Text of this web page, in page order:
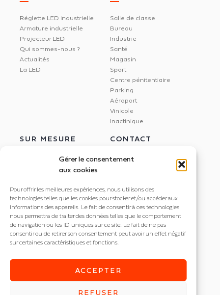
Gérer le consentement
aux cookies
Pour offrir les meilleures expériences, nous utilisons des
technologies telles que les cookies pour stocker et/ou accéder aux
informations des appareils. Le fait de consentir à ces technologies
nous permettra de traiter des données telles que le comportement
de navigation ou les ID uniques sur ce site. Le fait de ne pas
consentir ou de retirer son consentement peut avoir un effet négatif
sur certaines caractéristiques et fonctions.
ACCEPTER
REFUSER
Réglette LED industrielle
Armature industrielle
Projecteur LED
Qui sommes-nous ?
Actualités
La LED
Salle de classe
Bureau
Industrie
Santé
Magasin
Sport
Centre pénitentiaire
Parking
Aéroport
Vinicole
Inactinique
SUR MESURE
Éclairage circadien
Gestion de l'éclairage
Dalle LED imprimée
CONTACT
395 rue Docteur Marmonnier
38190 Villard Bonnot
+33 4 56 85 82 20